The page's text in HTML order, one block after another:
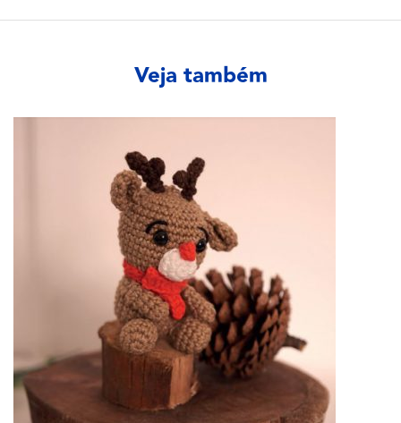
Veja também